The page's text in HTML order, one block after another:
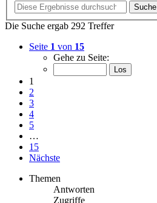
Suche
Die Suche ergab 292 Treffer
Seite 1 von 15
Gehe zu Seite:
1
2
3
4
5
…
15
Nächste
Themen
Antworten
Zugriffe